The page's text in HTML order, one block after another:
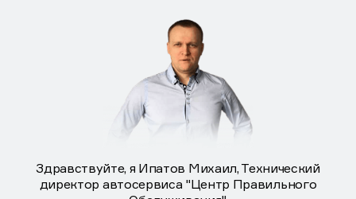
Здравствуйте, я Ипатов Михаил, Технический
директор автосервиса "Центр Правильного